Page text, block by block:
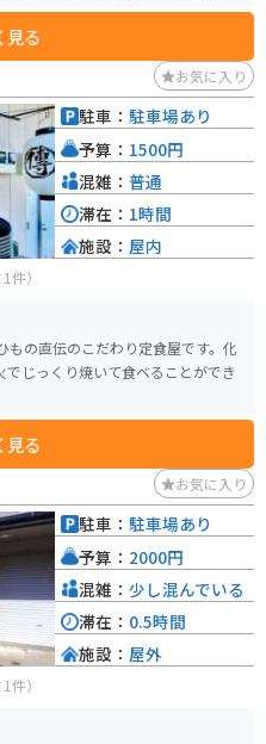
来るもよし、随時新しいバイク展
来てバイクレンタルで箱根の山々
グした時の拠点とするもよし。バ
見る
お気に入り
件）
の直伝のこだわり定食屋です。化
じっくり焼いて食べることができ
見る
駐車： 駐車場あり
予算： 1500円
混雑： 普通
滞在： 1時間
施設： 屋内
お気に入り
件）
駐車： 駐車場あり
予算： 2000円
混雑： 少し混んでいる
滞在： 0.5時間
施設： 屋外